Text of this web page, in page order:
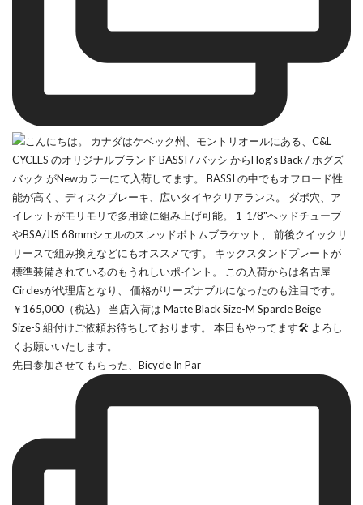
先日参加させてもらった、Bicycle In Par